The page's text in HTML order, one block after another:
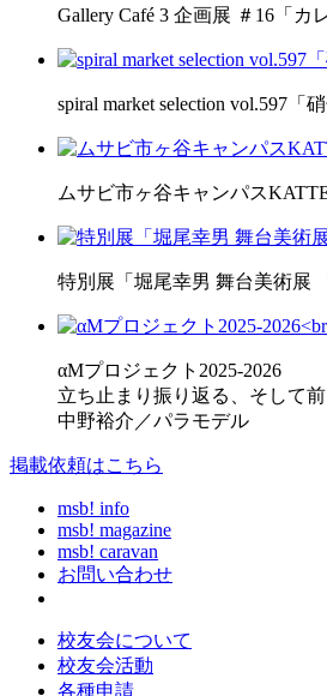
Gallery Café 3 企画展 ＃16「カ
spiral market selection vol.597「
ムサビ市ヶ谷キャンパス
特別展「堀尾幸男 舞台美術展
αMプロジェクト2025-2026
立ち止まり振り返る、そして
中野裕介／パラモデル
掲載依頼はこちら
msb! info
msb! magazine
msb! caravan
お問い合わせ
校友会について
校友会活動
各種申請